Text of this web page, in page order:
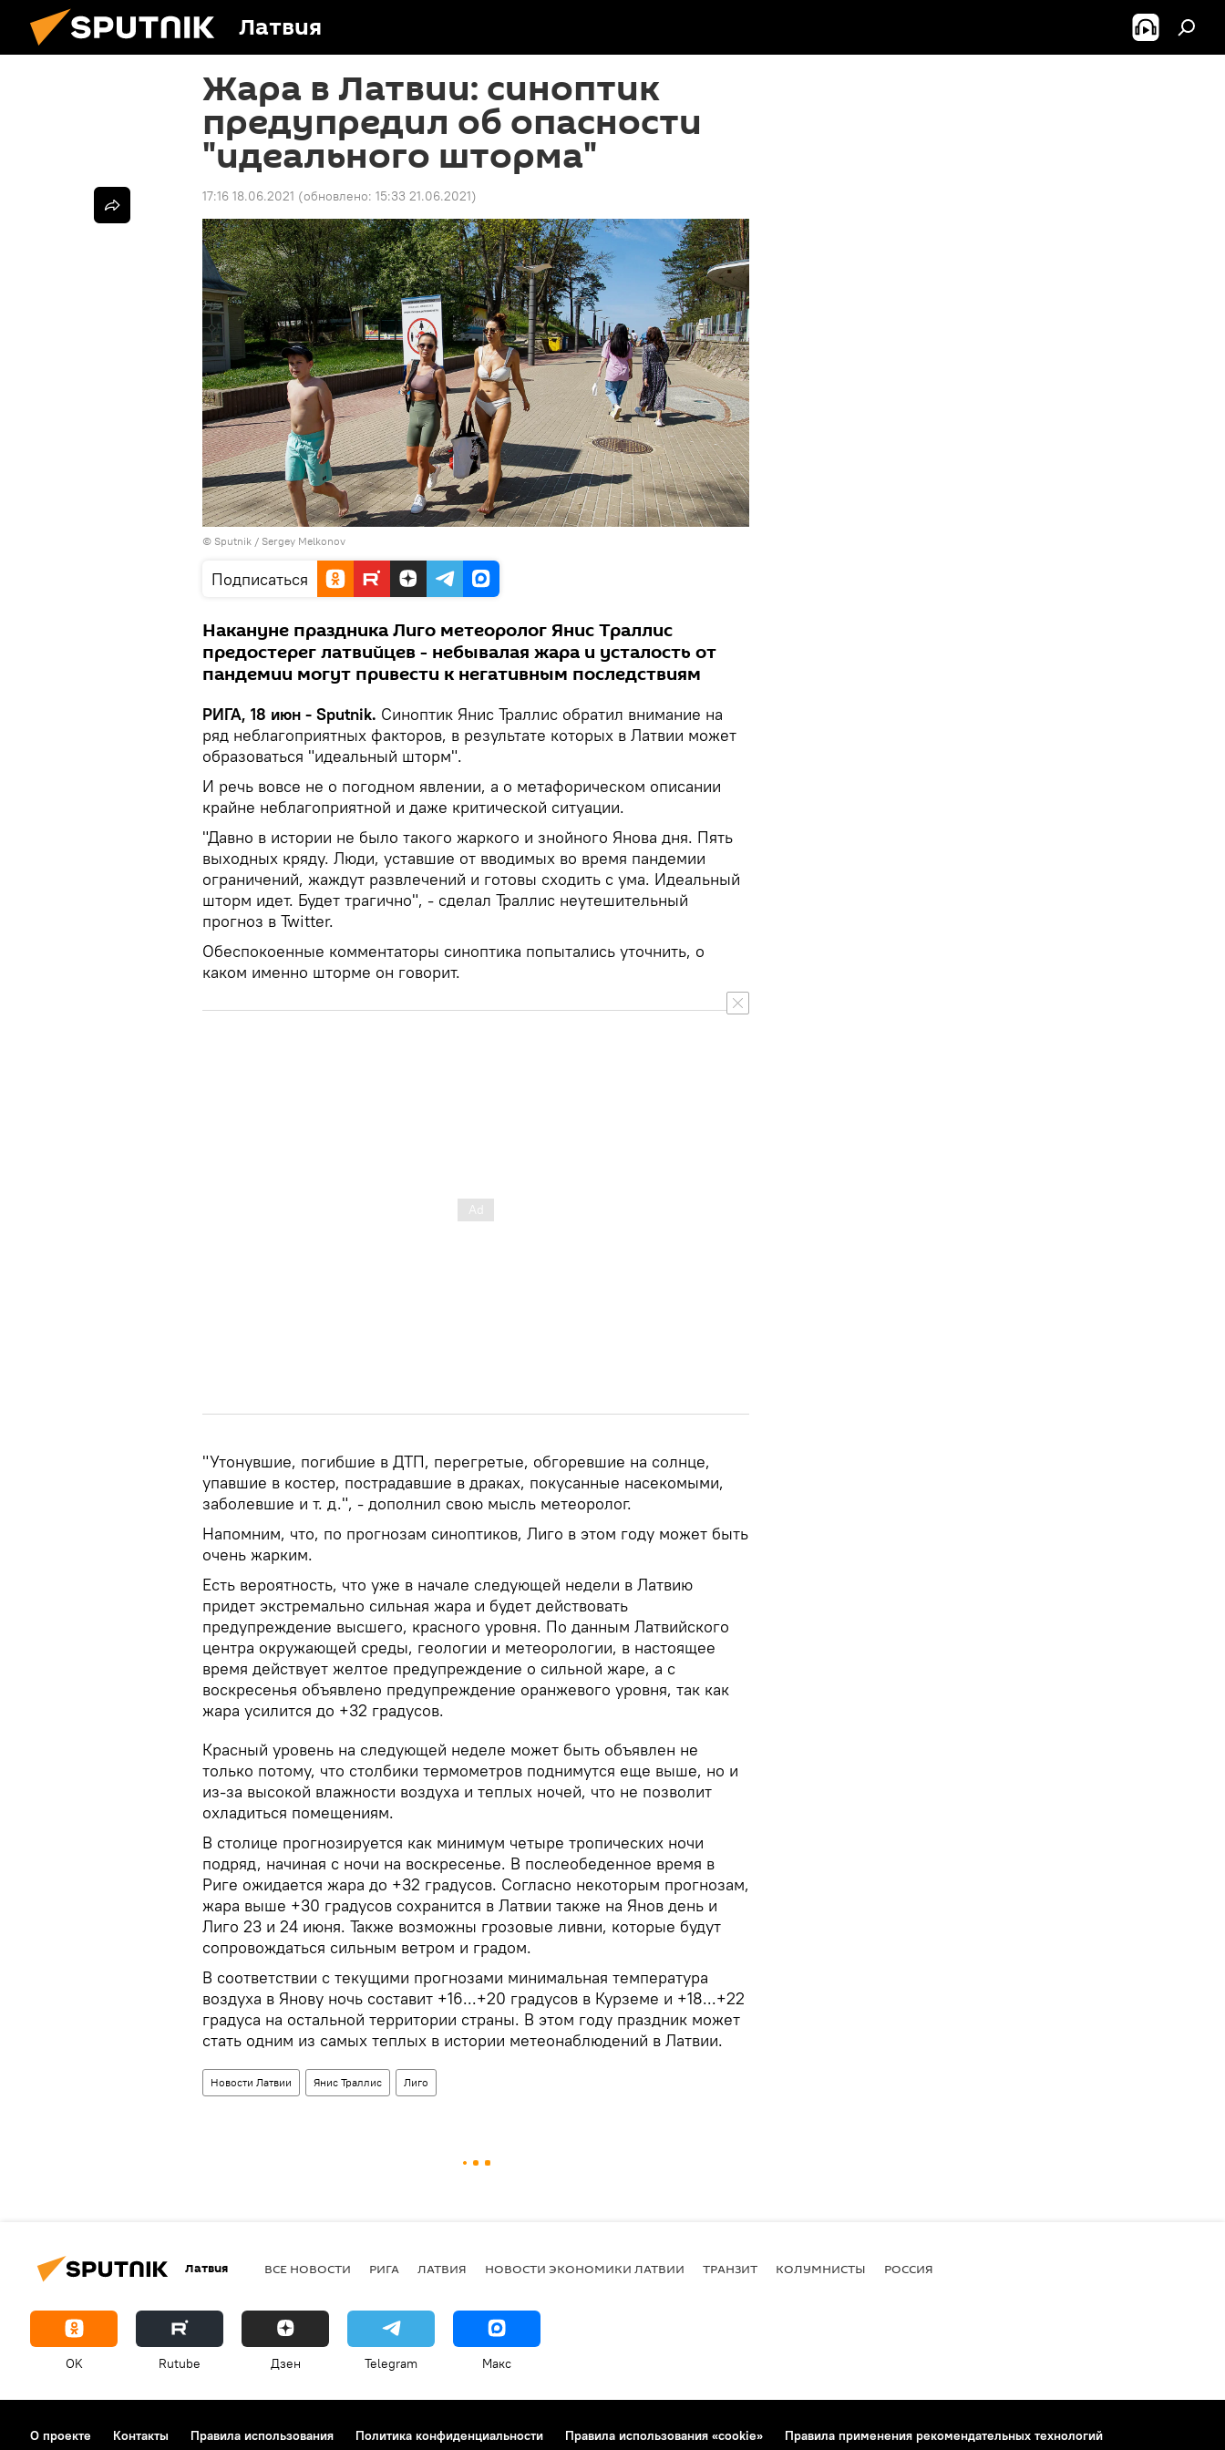
Латвия
Жара в Латвии: синоптик
предупредил об опасности
"идеального шторма"
17:16 18.06.2021 (обновлено: 15:33 21.06.2021)
© Sputnik / Sergey Melkonov
Подписаться
Накануне праздника Лиго метеоролог Янис Траллис
предостерег латвийцев - небывалая жара и усталость от
пандемии могут привести к негативным последствиям
РИГА, 18 июн - Sputnik. Синоптик Янис Траллис обратил внимание на
ряд неблагоприятных факторов, в результате которых в Латвии может
образоваться "идеальный шторм".
И речь вовсе не о погодном явлении, а о метафорическом описании
крайне неблагоприятной и даже критической ситуации.
"Давно в истории не было такого жаркого и знойного Янова дня. Пять
выходных кряду. Люди, уставшие от вводимых во время пандемии
ограничений, жаждут развлечений и готовы сходить с ума. Идеальный
шторм идет. Будет трагично", - сделал Траллис неутешительный
прогноз в Twitter.
Обеспокоенные комментаторы синоптика попытались уточнить, о
каком именно шторме он говорит.
"Утонувшие, погибшие в ДТП, перегретые, обгоревшие на солнце,
упавшие в костер, пострадавшие в драках, покусанные насекомыми,
заболевшие и т. д.", - дополнил свою мысль метеоролог.
Напомним, что, по прогнозам синоптиков, Лиго в этом году может быть
очень жарким.
Есть вероятность, что уже в начале следующей недели в Латвию
придет экстремально сильная жара и будет действовать
предупреждение высшего, красного уровня. По данным Латвийского
центра окружающей среды, геологии и метеорологии, в настоящее
время действует желтое предупреждение о сильной жаре, а с
воскресенья объявлено предупреждение оранжевого уровня, так как
жара усилится до +32 градусов.
Красный уровень на следующей неделе может быть объявлен не
только потому, что столбики термометров поднимутся еще выше, но и
из-за высокой влажности воздуха и теплых ночей, что не позволит
охладиться помещениям.
В столице прогнозируется как минимум четыре тропических ночи
подряд, начиная с ночи на воскресенье. В послеобеденное время в
Риге ожидается жара до +32 градусов. Согласно некоторым прогнозам,
жара выше +30 градусов сохранится в Латвии также на Янов день и
Лиго 23 и 24 июня. Также возможны грозовые ливни, которые будут
сопровождаться сильным ветром и градом.
В соответствии с текущими прогнозами минимальная температура
воздуха в Янову ночь составит +16...+20 градусов в Курземе и +18...+22
градуса на остальной территории страны. В этом году праздник может
стать одним из самых теплых в истории метеонаблюдений в Латвии.
Новости Латвии Янис Траллис Лиго
Латвия ВСЕ НОВОСТИ РИГА ЛАТВИЯ НОВОСТИ ЭКОНОМИКИ ЛАТВИИ ТРАНЗИТ КОЛУМНИСТЫ РОССИЯ
OK Rutube Дзен Telegram Макс
О проекте Контакты Правила использования Политика конфиденциальности Правила использования «cookie» Правила применения рекомендательных технологий